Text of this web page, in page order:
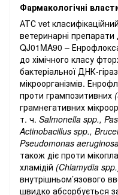
Фармакологічні
АТС vet
ветеринарні
QJ01MA90 –
до хімічного класу
бактеріальної ДНК-
мікроорганізмів.
проти грампозитивних
грамнегативних
т. ч. Salmonella spp.,
Actinobacillus spp.,
Pseudomonas
також діє проти
хламідій (Chlamydia
внутрішньом’язового
швидко абсорбується